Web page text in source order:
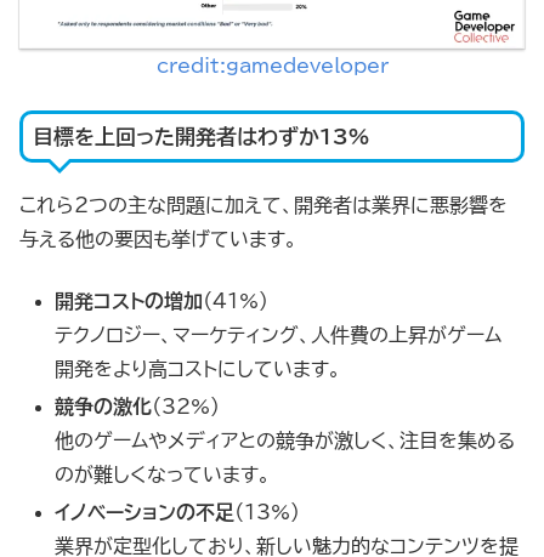
credit:gamedeveloper
目標を上回った開発者はわずか13%
これら2つの主な問題に加えて、開発者は業界に悪影響を
与える他の要因も挙げています。
開発コストの増加（41%）
テクノロジー、マーケティング、人件費の上昇がゲーム
開発をより高コストにしています。
競争の激化（32%）
他のゲームやメディアとの競争が激しく、注目を集める
のが難しくなっています。
イノベーションの不足（13%）
業界が定型化しており、新しい魅力的なコンテンツを提